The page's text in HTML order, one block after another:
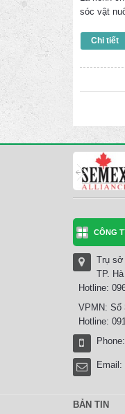
sóc vật
Chi tiết
CÔNG
Trụ sở
TP.
Hotline:
VPMN: Số
Hotline:
Email:
BẢN TIN